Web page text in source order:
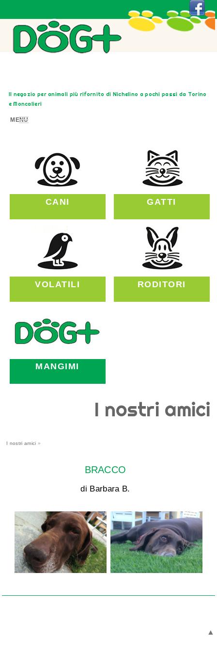
Il negozio per animali più rifornito di Nichelino a pochi passi da Torino
e Moncalieri
MENU
CANI GATTI
VOLATILI RODITORI
MANGIMI
I nostri amici
I nostri amici »
BRACCO
di Barbara B.
▲